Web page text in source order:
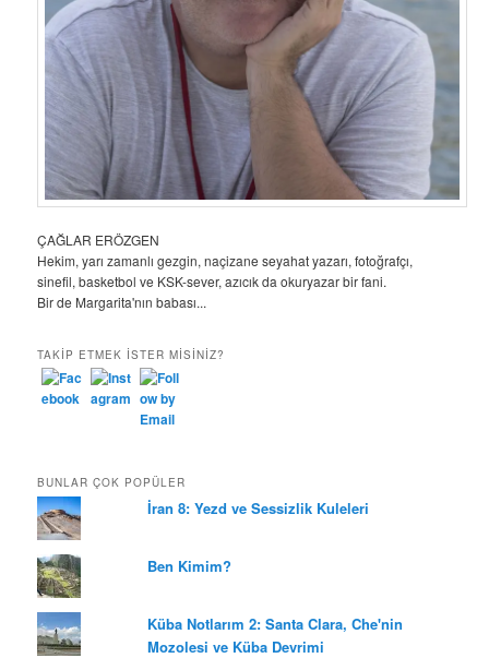
ÇAĞLAR ERÖZGEN
Hekim, yarı zamanlı gezgin, naçizane seyahat yazarı, fotoğrafçı,
sinefil, basketbol ve KSK-sever, azıcık da okuryazar bir fani.
Bir de Margarita'nın babası...
TAKIP ETMEK ISTER MISINIZ?
BUNLAR ÇOK POPÜLER
İran 8: Yezd ve Sessizlik Kuleleri
Ben Kimim?
Küba Notlarım 2: Santa Clara, Che'nin
Mozolesi ve Küba Devrimi